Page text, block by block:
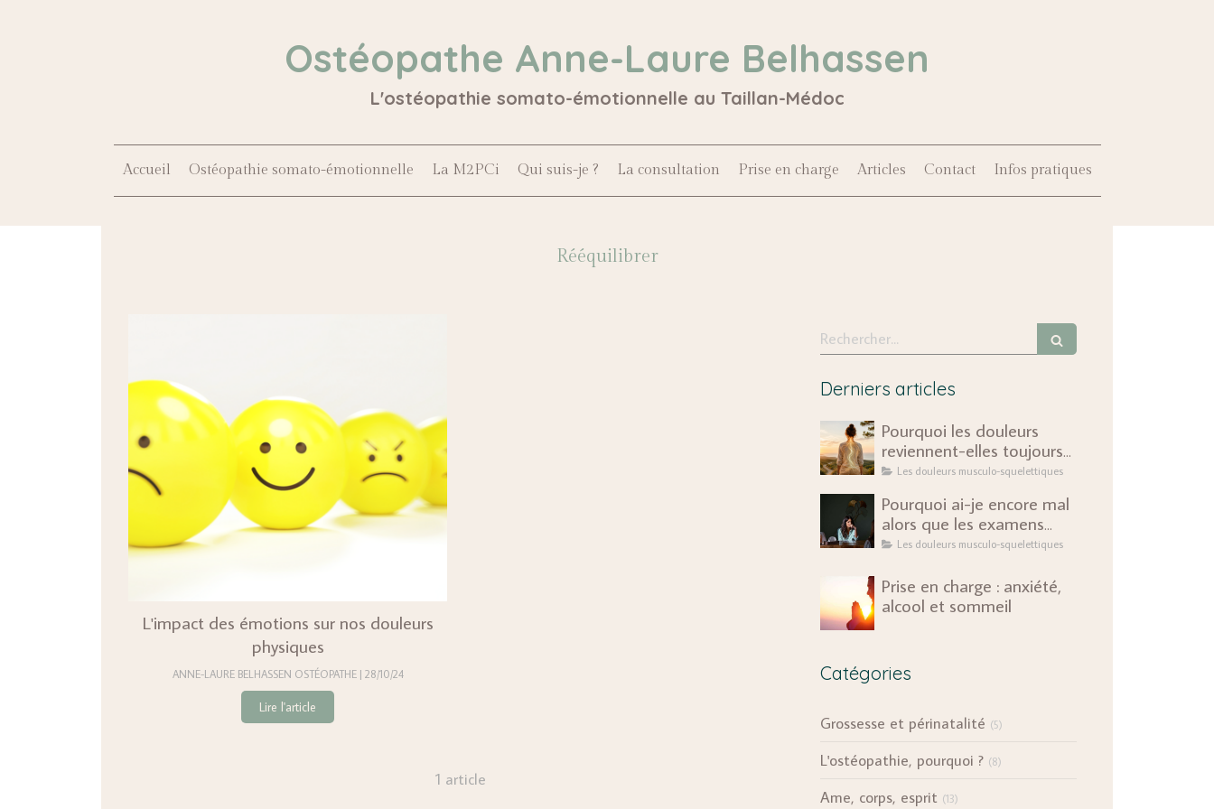
Ostéopathe Anne-Laure Belhassen
L'ostéopathie somato-émotionnelle au Taillan-Médoc
Accueil Ostéopathie somato-émotionnelle La M2PCi Qui suis-je ? La consultation Prise en charge Articles Contact Infos pratiques
Rééquilibrer
L'impact des émotions sur nos douleurs
physiques
ANNE-LAURE BELHASSEN OSTÉOPATHE 28/10/24
Lire l'article
1 article
Rechercher
Derniers articles
Pourquoi les douleurs
reviennent-elles toujours
au même endroit ?
Les douleurs musculo-squelettiques
Pourquoi ai-je encore mal
alors que les examens
sont rassurants ?
Les douleurs musculo-squelettiques
Prise en charge : anxiété,
alcool et sommeil
Catégories
Grossesse et périnatalité (5)
L'ostéopathie, pourquoi ? (8)
Ame, corps, esprit (13)